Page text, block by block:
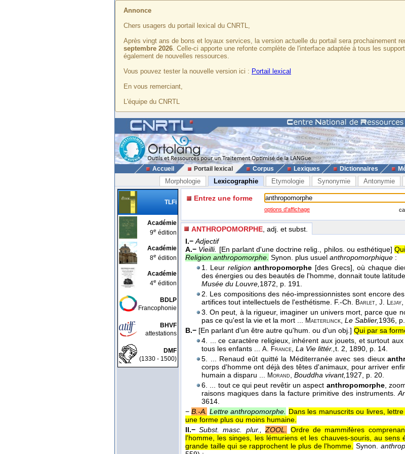
Annonce
Chers usagers du portail lexical du CNRTL,
Après vingt ans de bons et loyaux services, la version actuelle du portail sera prochainement
septembre 2026. Celle-ci apporte une refonte complète de l'interface adaptée à tous les
également de nouvelles ressources.
Vous pouvez tester la nouvelle version ici : Portail lexical
En vous remerciant,
L'équipe du CNRTL
Accueil Portail lexical Corpus Lexiques Dictionnaires
Morphologie Lexicographie Etymologie Synonymie Antonymie
TLFi
Académie
9e édition
Académie
8e édition
Académie
4e édition
BDLP
Francophonie
BHVF
attestations
DMF
(1330 - 1500)
Entrez une forme
options d'affichage
ANTHROPOMORPHE , adj. et subst.
I.− Adjectif
A.− Vieilli. [En parlant d'une doctrine relig., philos. ou esthétique]
Religion anthropomorphe. Synon. plus usuel anthropomorphique :
1. Leur religionanthropomorphe [des Grecs], où chaque
des énergies ou des beautés de l'homme, donnait toute
Musée du Louvre,1872, p. 191.
2. Les compositions des néo-impressionnistes sont encore
artifices tout intellectuels de l'esthétisme. F.-Ch. Barlet, J. Lejay,
3. On peut, à la rigueur, imaginer un univers mort, parce que
pas ce qu'est la vie et la mort ... Maeterlinck, Le Sablier,1936,
B.− [En parlant d'un être autre qu'hum. ou d'un obj.] Qui par sa
4. ... ce caractère religieux, inhérent aux jouets, et surtout
tous les enfants ... A. France, La Vie littér.,t. 2, 1890, p. 14.
5. ... Renaud eût quitté la Méditerranée avec ses dieux
corps d'homme ont déjà des têtes d'animaux, pour arriver
humain a disparu ... Morand, Bouddha vivant,1927, p. 20.
6. ... tout ce qui peut revêtir un aspect anthropomorphe,
raisons magiques dans la facture primitive des instruments.
3614.
−B.-A. Lettre anthropomorphe. Dans les manuscrits ou livres,
une forme plus ou moins humaine.
II.− Subst. masc. plur., ZOOL. Ordre de mammifères
l'homme, les singes, les lémuriens et les chauves-souris, au
grande taille qui se rapprochent le plus de l'homme. Synon.